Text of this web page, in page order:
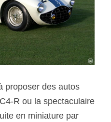
proposer des autos
R ou la spectaculaire
en miniature par